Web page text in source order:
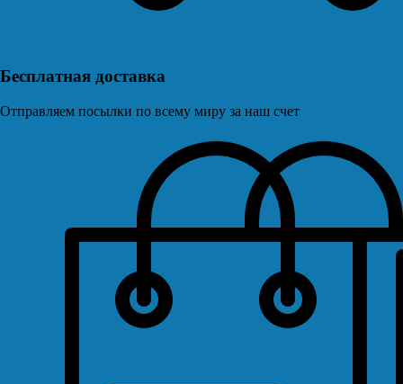
Бесплатная доставка
Отправляем посылки по всему миру за наш счет